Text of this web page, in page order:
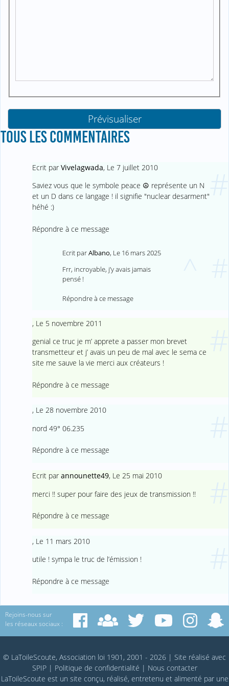
TOUS LES COMMENTAIRES
Ecrit par Vivelagwada, Le 7 juillet 2010
Saviez vous que le symbole peace ☮ représente un N
et un D dans ce langage ! il signifie "nuclear desarment"
héhé :)
Répondre à ce message
Ecrit parAlbano, Le 16 mars 2025
Frr, incroyable, j’y avais jamais
pensé !
Répondre à ce message
, Le 5 novembre 2011
genial ce truc je m’ apprete a passer mon brevet
transmetteur et j’ avais un peu de mal avec le sema ce
site me sauve la vie merci aux créateurs !
Répondre à ce message
, Le 28 novembre 2010
nord 49° 06.235
Répondre à ce message
Ecrit par announette49, Le 25 mai 2010
merci !! super pour faire des jeux de transmission !!
Répondre à ce message
, Le 11 mars 2010
utile ! sympa le truc de l’émission !
Répondre à ce message
Rejoins-nous sur
les réseaux sociaux :
© LaToileScoute, Association loi 1901, 2001 - 2026 | Site réalisé avec
SPIP| Politique de confidentialité | Nous contacter
LaToileScoute est un site conçu, réalisé, entretenu et alimenté par une